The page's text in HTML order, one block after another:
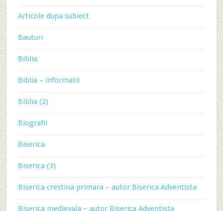
Articole dupa subiect
Bauturi
Biblia
Biblia – informatii
Biblia (2)
Biografii
Biserica
Biserica (3)
Biserica crestina primara – autor Biserica Adventista
Biserica medievala – autor Biserica Adventista